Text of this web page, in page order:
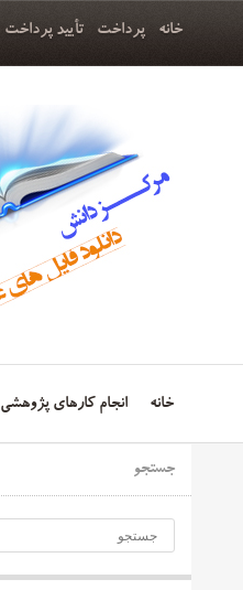
خانه پرداخت تأیید پرداخت
خانه انجام کارهای پژوهشی
جستجو